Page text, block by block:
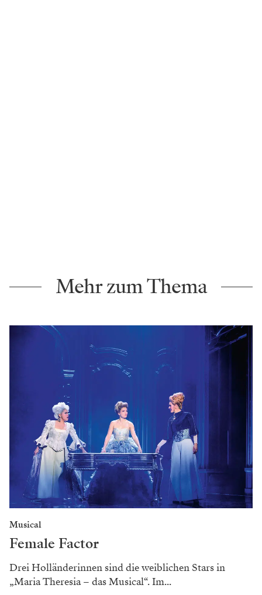
Mehr zum Thema
Musical
Female Factor
Drei Holländerinnen sind die weiblichen Stars in
„Maria Theresia – das Musical“. Im...